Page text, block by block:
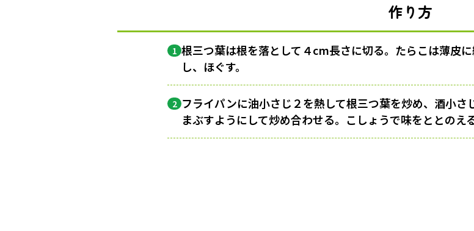
作り方
1 根三つ葉は根を落として４cm長さに切る。たらこは薄皮
し、ほぐす。
2 フライパンに油小さじ２を熱して根三つ葉を炒め、酒小さ
まぶすようにして炒め合わせる。こしょうで味をととのえる